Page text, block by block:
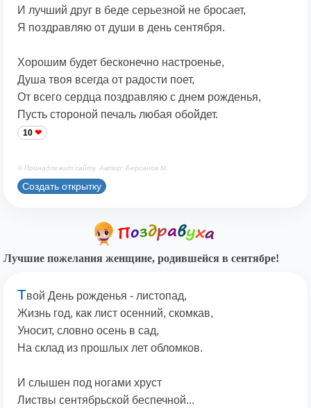
И лучший друг в беде серьезной не бросает,
Я поздравляю от души в день сентября.
Хорошим будет бесконечно настроенье,
Душа твоя всегда от радости поет,
От всего сердца поздравляю с днем рожденья,
Пусть стороной печаль любая обойдет.
10
© Принадлежит сайту. Автор: Берсанов М.
Создать открытку
Лучшие пожелания женщине, родившейся в сентябре!
Твой День рожденья - листопад,
Жизнь год, как лист осенний, скомкав,
Уносит, словно осень в сад,
На склад из прошлых лет обломков.
И слышен под ногами хруст
Листвы сентябрьской беспечной...